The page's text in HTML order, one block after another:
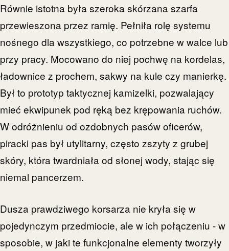
Równie istotna była szeroka skórzana szarfa
przewieszona przez ramię. Pełniła rolę systemu
nośnego dla wszystkiego, co potrzebne w walce lub
przy pracy. Mocowano do niej pochwę na kordelas,
ładownice z prochem, sakwy na kule czy manierkę.
Był to prototyp taktycznej kamizelki, pozwalający
mieć ekwipunek pod ręką bez krępowania ruchów.
W odróżnieniu od ozdobnych pasów oficerów,
piracki pas był utylitarny, często zszyty z grubej
skóry, która twardniała od słonej wody, stając się
niemal pancerzem.
Dusza prawdziwego korsarza nie kryła się w
pojedynczym przedmiocie, ale w ich połączeniu - w
sposobie, w jaki te funkcjonalne elementy tworzyły